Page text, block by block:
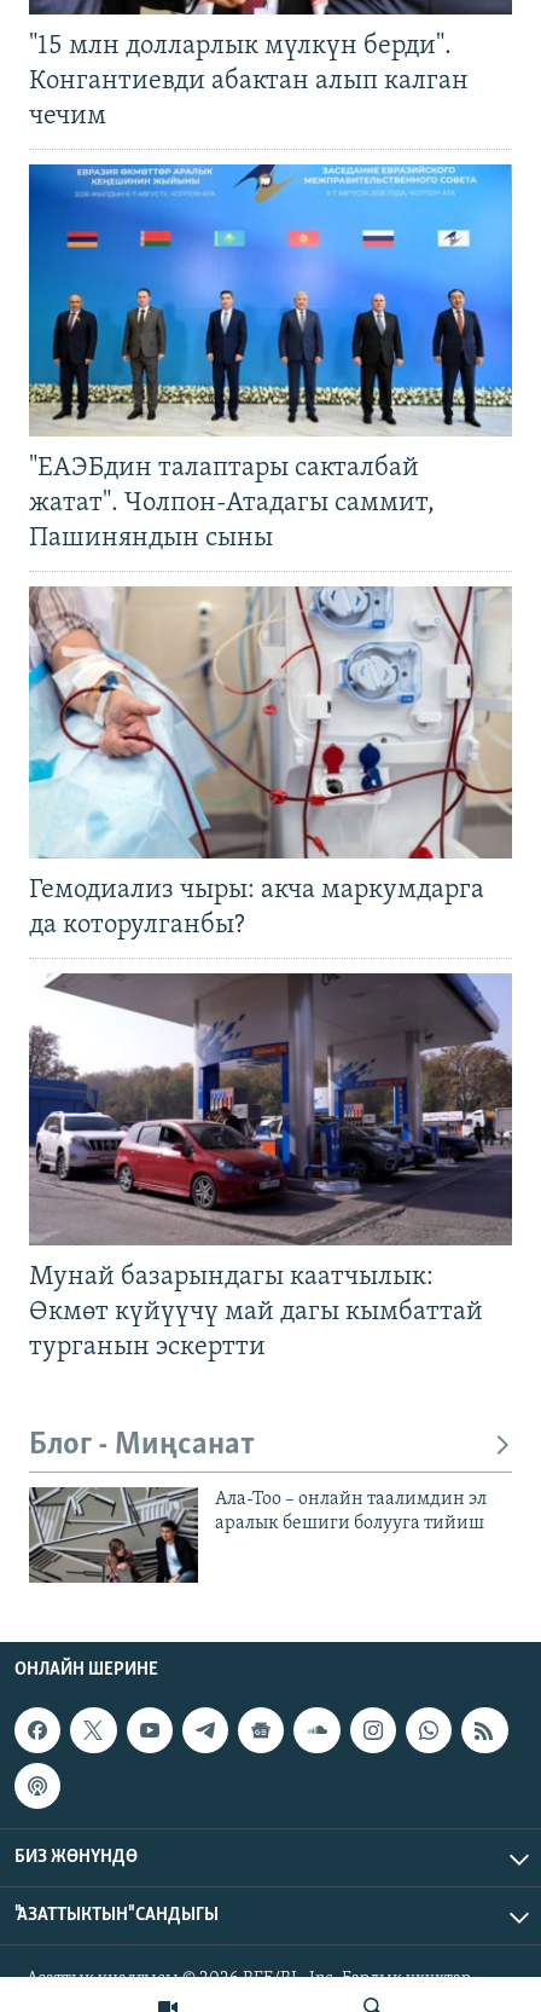
"15 млн долларлык мүлкүн берди".
Конгантиевди абактан алып калган
чечим
"ЕАЭБдин талаптары сакталбай
жатат". Чолпон-Атадагы саммит,
Пашиняндын сыны
Гемодиализ чыры: акча маркумдарга
да которулганбы?
Мунай базарындагы каатчылык:
Өкмөт күйүүчү май дагы кымбаттай
турганын эскертти
Блог - Миңсанат
Ала-Тоо – онлайн таалимдин эл
аралык бешиги болууга тийиш
ОНЛАЙН ШЕРИНЕ
БИЗ ЖӨНҮНДӨ
"АЗАТТЫКТЫН" САНДЫГЫ
Азаттык үналгысы © 2026 RFE/RL, Inc. Бардык укуктар